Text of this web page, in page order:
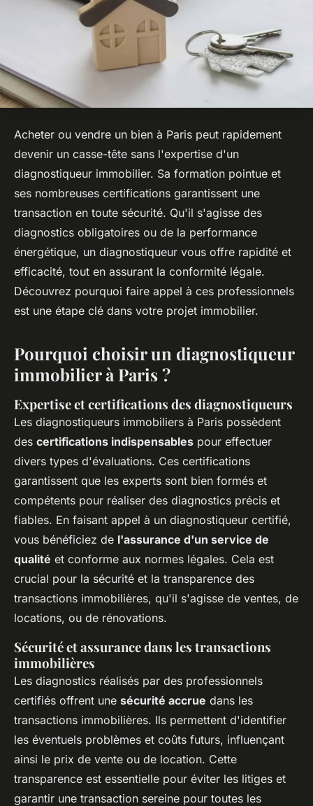
Acheter ou vendre un bien à Paris peut rapidement
devenir un casse-tête sans l'expertise d'un
diagnostiqueur immobilier. Sa formation pointue et
ses nombreuses certifications garantissent une
transaction en toute sécurité. Qu'il s'agisse des
diagnostics obligatoires ou de la performance
énergétique, un diagnostiqueur vous offre rapidité et
efficacité, tout en assurant la conformité légale.
Découvrez pourquoi faire appel à ces professionnels
est une étape clé dans votre projet immobilier.
Pourquoi choisir un diagnostiqueur
immobilier à Paris ?
Expertise et certifications des diagnostiqueurs
Les diagnostiqueurs immobiliers à Paris possèdent
des certifications indispensables pour effectuer
divers types d'évaluations. Ces certifications
garantissent que les experts sont bien formés et
compétents pour réaliser des diagnostics précis et
fiables. En faisant appel à un diagnostiqueur certifié,
vous bénéficiez de l'assurance d'un service de
qualité et conforme aux normes légales. Cela est
crucial pour la sécurité et la transparence des
transactions immobilières, qu'il s'agisse de ventes, de
locations, ou de rénovations.
Sécurité et assurance dans les transactions
immobilières
Les diagnostics réalisés par des professionnels
certifiés offrent une sécurité accrue dans les
transactions immobilières. Ils permettent d'identifier
les éventuels problèmes et coûts futurs, influençant
ainsi le prix de vente ou de location. Cette
transparence est essentielle pour éviter les litiges et
garantir une transaction sereine pour toutes les